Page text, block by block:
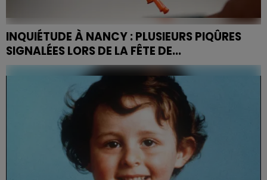
INQUIÉTUDE À NANCY : PLUSIEURS PIQÛRES
SIGNALÉES LORS DE LA FÊTE DE...
Lors de la Fête de la Musique 2025, plus de 145
personnes ont signalé des piqûres suspectes à
travers la France, provoquant une forte mobilisation